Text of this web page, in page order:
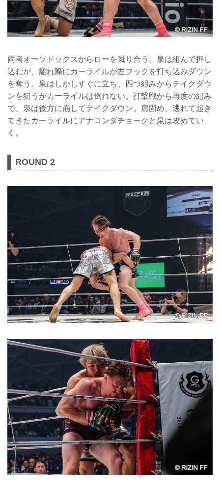
両者オーソドックスからローを蹴り合う。泉は組んで押し
込むが、離れ際にカーライルが左フックを打ち込みダウン
を奪う。泉はしかしすぐに立ち、四つ組みからテイクダウ
ンを狙うがカーライルは倒れない。打撃戦から再度の組み
で、泉は後方に崩してテイクダウン。肩固め、逃れて起き
てきたカーライルにアナコンダチョークと泉は攻めてい
く。
ROUND 2